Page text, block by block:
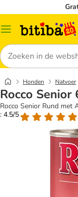
Catalogusmenu
Zoeken
Honden Natvoer
Rocco Senior
Rocco Senior Rund met
: 4.5/5